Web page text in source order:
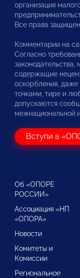
организация
Все права
Комментарии на
Согласно
содержащие
оскорбления, даже
точками, тире и
допускаются
межнациональной
Вступи в
Об «ОПОРЕ
РОССИИ»
Ассоциация «НП
«ОПОРА»
Новости
Комитеты и
Комиссии
Региональное